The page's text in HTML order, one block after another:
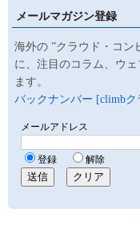
メールマガジン登録
海外の ”クラウド・コン
に、注目のコラム、ウ
ます。
バックナンバー [climb